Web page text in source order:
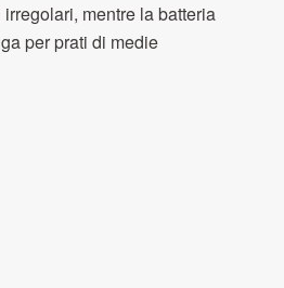
mentre la batteria
per prati di medie